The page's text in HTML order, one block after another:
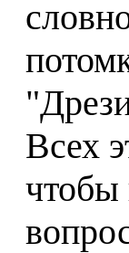
Всех
чтобы